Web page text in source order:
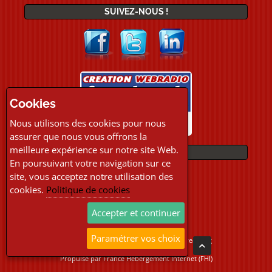
SUIVEZ-NOUS !
PAIEMENTS
Copyright © 2026 Location Webradio Streaming
Tous droits réservés
Propulsé parFrance Hebergement Internet (FHI)
Cookies
Nous utilisons des cookies pour nous
assurer que nous vous offrons la
meilleure expérience sur notre site Web.
En poursuivant votre navigation sur ce
site, vous acceptez notre utilisation des
cookies. Politique de cookies
Accepter et continuer
Paramétrer vos choix